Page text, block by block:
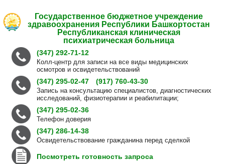
Государственное бюджетное учреждение
здравоохранения Республики Башкортостан
Республиканская клиническая
психиатрическая больница
(347) 292-71-12
Колл-центр для записи на все виды медицинских
осмотров и освидетельствований
(347) 295-02-47 (917) 760-43-30
Запись на консультацию специалистов, диагностических
исследований, физиотерапии и реабилитации;
(347) 295-02-36
Телефон доверия
(347) 286-14-38
Освидетельствование гражданина перед сделкой
Посмотреть готовность запроса